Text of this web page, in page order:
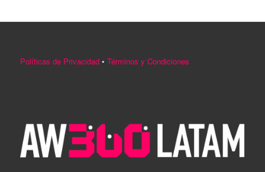
Políticas de Privacidad• Términos y Condiciones